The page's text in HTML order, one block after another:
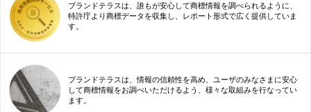
ブランドテラスは、誰もが安心して商標情報を調べられるように、
特許庁より商標データを収集し、レポート形式で広く提供していま
す。
ブランドテラスは、情報の信頼性を高め、ユーザのみなさまに安心
して商標情報をお調べいただけるよう、様々な取組みを行なってい
ます。